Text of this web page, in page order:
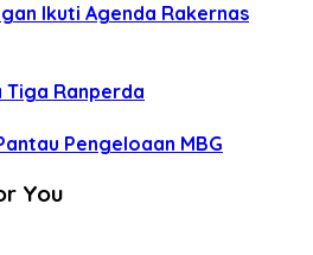
Ikuti Agenda Rakernas
Tiga Ranperda
Pengeloaan MBG
You